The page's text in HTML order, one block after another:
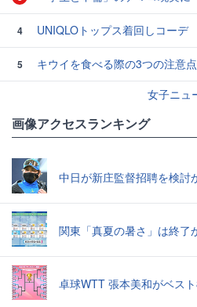
4 UNIQLOトップス着回しコーデ
5
キウイを食べる際の3つの注意点
女子ニュ
画像アクセスランキング
中日が新庄監督招聘を検討
関東「真夏の暑さ」は終了
卓球WTT 張本美和がベス